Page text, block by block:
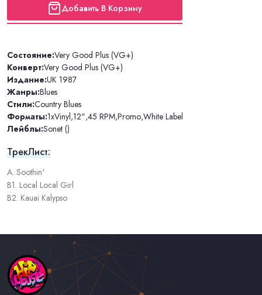
Добавить В Корзину
Состояние:Very Good Plus (VG+)
Конверт:Very Good Plus (VG+)
Издание:UK 1987
Жанры:Blues
Стили:Country Blues
Форматы:1xVinyl,12",45 RPM,Promo,White Label
Лейблы:Sonet ()
ТрекЛист:
A. Soothin'
B1. Local Local Girl
B2. Kauai Kalypso